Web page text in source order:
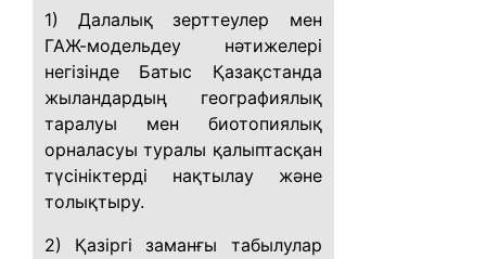
1) Далалық зерттеулер мен
ГАЖ-модельдеу нәтижелері
негізінде Батыс Қазақстанда
жыландардың географиялық
таралуы мен биотопиялық
орналасуы туралы қалыптасқан
түсініктерді нақтылау және
толықтыру.
2) Қазіргі заманғы табылулар